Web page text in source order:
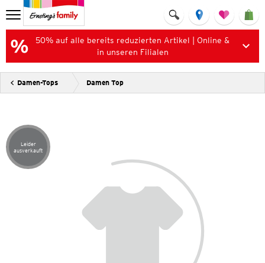
50% auf alle bereits reduzierten Artikel | Online &
in unseren Filialen
Damen-Tops Damen Top
Artikel leider ausverkauft
Leider
ausverkauft